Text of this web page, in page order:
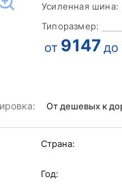
Усиленная шина:
Типоразмер:
от 9147 до
Страна:
Год: